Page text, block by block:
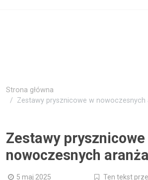
Strona główna
Zestawy prysznicowe w nowoczesnych
Zestawy prysznicowe
nowoczesnych
5 maj 2025 Ten tekst